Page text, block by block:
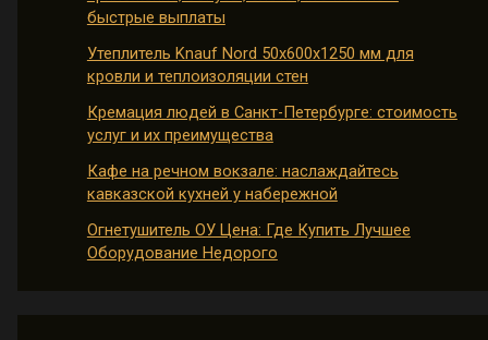
быстрые выплаты
Утеплитель Knauf Nord 50х600х1250 мм для
кровли и теплоизоляции стен
Кремация людей в Санкт-Петербурге: стоимость
услуг и их преимущества
Кафе на речном вокзале: наслаждайтесь
кавказской кухней у набережной
Огнетушитель ОУ Цена: Где Купить Лучшее
Оборудование Недорого